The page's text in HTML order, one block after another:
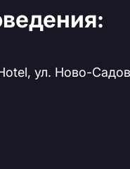
ул. Ново-